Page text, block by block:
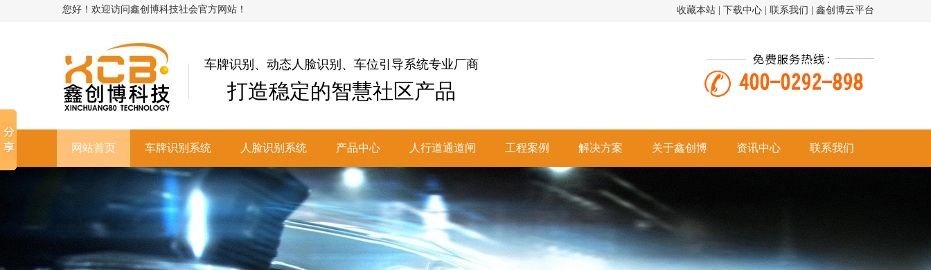
您好！欢迎访问鑫创博科技社会官方网站！ 收藏本站 下载中心 联系我们 鑫创博云平台
车牌识别、动态人脸识别、车位引导系统专业厂商
打造稳定的智慧社区产品
网站首页 车牌识别系统 人脸识别系统 产品中心 人行道通道闸 工程案例 解决方案 关于鑫创博 资讯中心 联系我们